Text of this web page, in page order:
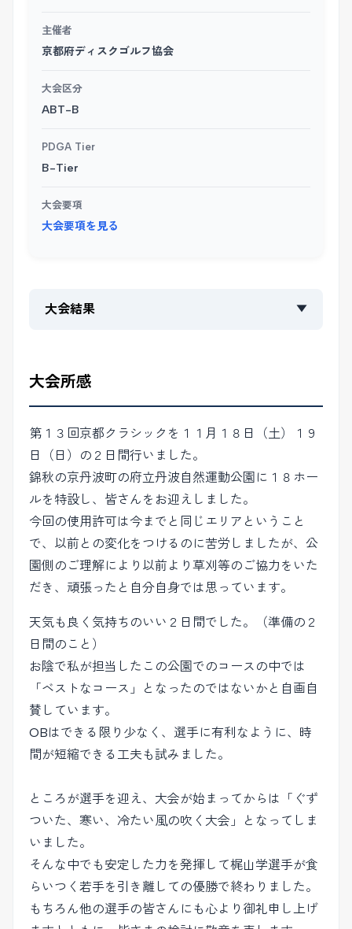
主催者
京都府ディスクゴルフ協会
大会区分
ABT-B
PDGA Tier
B-Tier
大会要項
大会要項を見る
大会結果 ▼
大会所感
第１３回京都クラシックを１１月１８日（土）１９
日（日）の２日間行いました。
錦秋の京丹波町の府立丹波自然運動公園に１８ホー
ルを特設し、皆さんをお迎えしました。
今回の使用許可は今までと同じエリアということ
で、以前との変化をつけるのに苦労しましたが、公
園側のご理解により以前より草刈等のご協力をいた
だき、頑張ったと自分自身では思っています。
天気も良く気持ちのいい２日間でした。（準備の２
日間のこと）
お陰で私が担当したこの公園でのコースの中では
「ベストなコース」となったのではないかと自画自
賛しています。
OBはできる限り少なく、選手に有利なように、時
間が短縮できる工夫も試みました。
ところが選手を迎え、大会が始まってからは「ぐず
ついた、寒い、冷たい風の吹く大会」となってしま
いました。
そんな中でも安定した力を発揮して梶山学選手が食
らいつく若手を引き離しての優勝で終わりました。
もちろん他の選手の皆さんにも心より御礼申し上げ